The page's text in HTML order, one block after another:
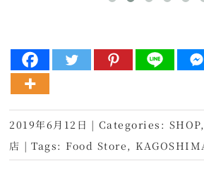
2019年6月12日 | Categories: SHOP,
店 | Tags: Food Store ,